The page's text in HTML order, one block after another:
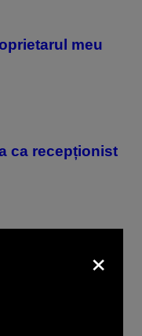
meu
ca recepționist
așază pe
×